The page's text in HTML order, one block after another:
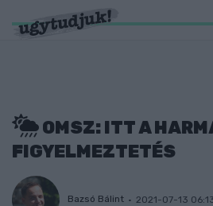
OMSZ: ITT A
FIGYELMEZTETÉS
Bazsó Bálint 2021-07-13